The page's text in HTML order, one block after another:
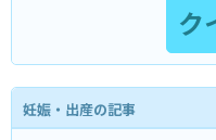
妊娠・出産の記事